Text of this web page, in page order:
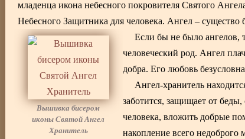
младенца икона небесного покровителя Святого
Небесного Защитника для человека. Ангел – существо
Вышивка бисером
иконы Святой Ангел
Хранитель
Если бы не было ангелов,
человеческий род. Ангел
добра. Его любовь
Ангел-хранитель
заботится, защищает от
человека, вложить добрые
накопление всего